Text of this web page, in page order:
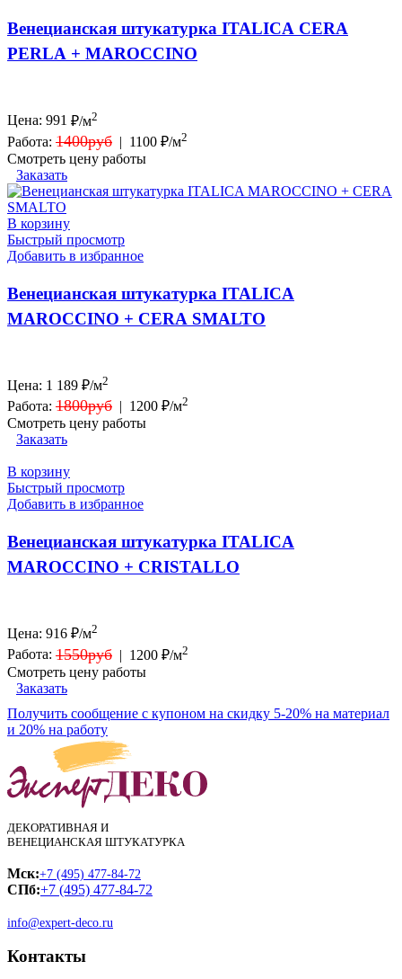
Венецианская штукатурка ITALICA CERA
PERLA + MAROCCINO
Цена: 991 ₽/м2
Работа: 1400руб | 1100 ₽/м2
Смотреть цену работы
Заказать
В корзину
Быстрый просмотр
Добавить в избранное
Венецианская штукатурка ITALICA
MAROCCINO + CERA SMALTO
Цена: 1 189 ₽/м2
Работа: 1800руб | 1200 ₽/м2
Смотреть цену работы
Заказать
В корзину
Быстрый просмотр
Добавить в избранное
Венецианская штукатурка ITALICA
MAROCCINO + CRISTALLO
Цена: 916 ₽/м2
Работа: 1550руб | 1200 ₽/м2
Смотреть цену работы
Заказать
Получить сообщение с купоном на скидку 5-20% на материал
и 20% на работу
ДЕКОРАТИВНАЯ И
ВЕНЕЦИАНСКАЯ ШТУКАТУРКА
Мск:+7 (495) 477-84-72
СПб:+7 (495) 477-84-72
info@expert-deco.ru
Контакты